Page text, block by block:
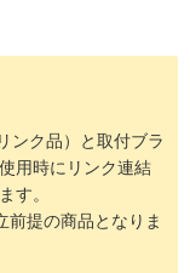
ンク品）と取付ブラ
用時にリンク連結
す。
前提の商品となりま